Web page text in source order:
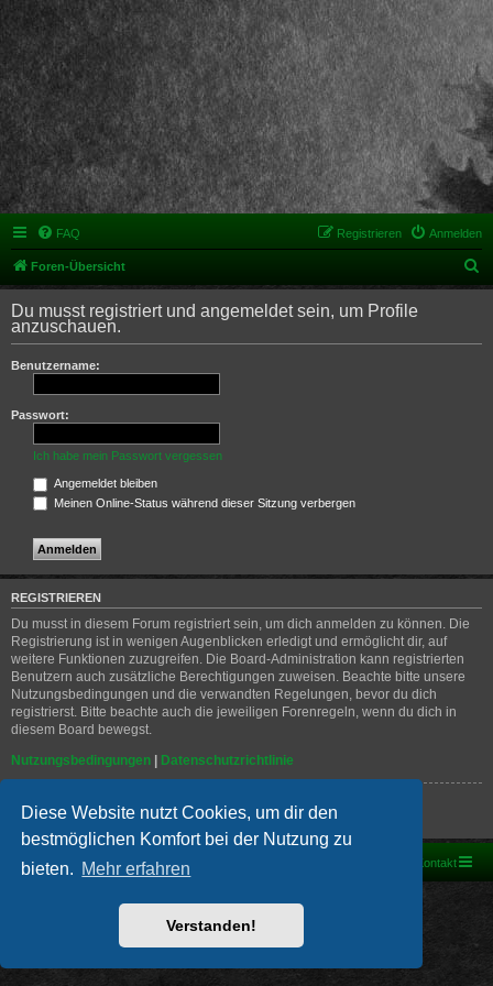
Diese Website nutzt Cookies, um dir den
bestmöglichen Komfort bei der Nutzung zu
bieten. Mehr erfahren
Verstanden!
FAQ Anmelden
Registrieren
Foren-Übersicht
u
h
Du musst registriert und angemeldet sein, um Profile
anzuschauen.
Benutzername:
Passwort:
Ich habe mein Passwort vergessen
Angemeldet bleiben
Meinen Online-Status während dieser Sitzung verbergen
REGISTRIEREN
Du musst in diesem Forum registriert sein, um dich anmelden zu können. Die
Registrierung ist in wenigen Augenblicken erledigt und ermöglicht dir, auf
weitere Funktionen zuzugreifen. Die Board-Administration kann registrierten
Benutzern auch zusätzliche Berechtigungen zuweisen. Beachte bitte unsere
Nutzungsbedingungen und die verwandten Regelungen, bevor du dich
registrierst. Bitte beachte auch die jeweiligen Forenregeln, wenn du dich in
diesem Board bewegst.
Nutzungsbedingungen | Datenschutzrichtlinie
Registrieren
Foren-Übersicht Kontakt